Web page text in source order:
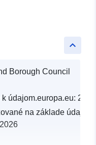
keyboard_arrow_up
Borough Council
k údajom.europa.eu: 29
na základe